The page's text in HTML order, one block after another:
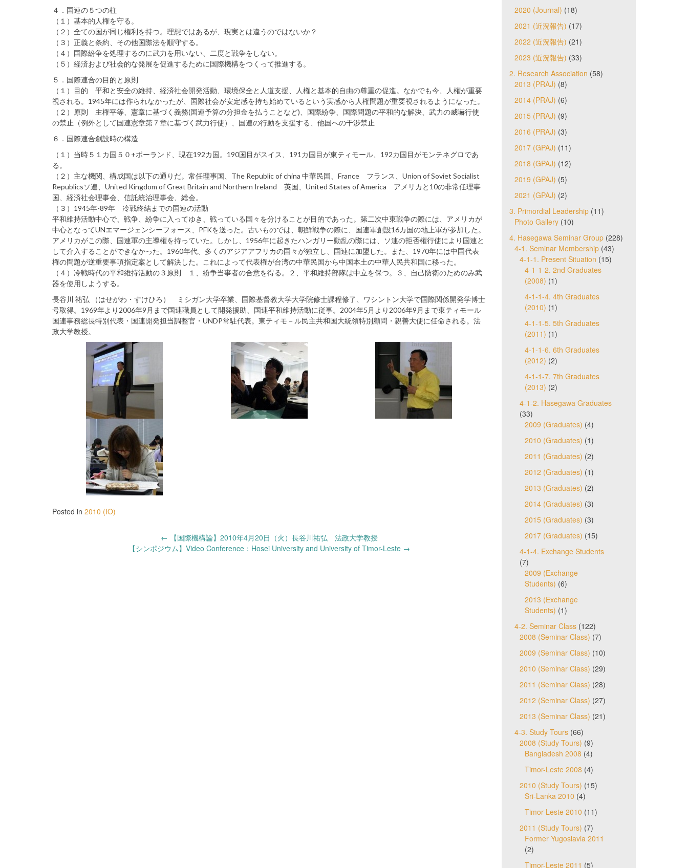
４．国連の５つの柱
（１）基本的人権を守る。
（２）全ての国が同じ権利を持つ。理想ではあるが、現実とは違うのではないか？
（３）正義と条約、その他国際法を順守する。
（４）国際紛争を処理するのに武力を用いない、二度と戦争をしない。
（５）経済および社会的な発展を促進するために国際機構をつくって推進する。
５．国際連合の目的と原則
（１）目的 平和と安全の維持、経済社会開発活動、環境保全と人道支援、人権と基本的自由の尊重の促進。なかでも今、人権が重要
視される。1945年には作られなかったが、国際社会が安定感を持ち始めているという実感から人権問題が重要視されるようになった。
（２）原則 主権平等、憲章に基づく義務(国連予算の分担金を払うことなど)、国際紛争、国際問題の平和的な解決、武力の威嚇行使
の禁止（例外として国連憲章第７章に基づく武力行使）、国連の行動を支援する、他国への干渉禁止
６．国際連合創設時の構造
（１）当時５１カ国５０+ポーランド、現在192カ国。190国目がスイス、191カ国目が東ティモール、192カ国目がモンテネグロであ
る。
（２）主な機関、構成国は以下の通りだ。常任理事国、The Republic of china 中華民国、France フランス、Union of Soviet Socialist
Republicsソ連、United Kingdom of Great Britain and Northern Ireland 英国、United States of America アメリカと10の非常任理事
国、経済社会理事会、信託統治理事会、総会。
（３）1945年-89年 冷戦終結までの国連の活動
平和維持活動中心で、戦争、紛争に入ってゆき、戦っている国々を分けることが目的であった。第二次中東戦争の際には、アメリカが
中心となってUNエマージェンシーフォース、PFKを送った。古いものでは、朝鮮戦争の際に、国連軍創設16カ国の地上軍が参加した。
アメリカがこの際、国連軍の主導権を持っていた。しかし、1956年に起きたハンガリー動乱の際には、ソ連の拒否権行使により国連と
して介入することができなかった。1960年代、多くのアジアアフリカの国々が独立し、国連に加盟した。また、1970年には中国代表
権の問題が逆重要事項指定案として解決した。これによって代表権が台湾の中華民国から中国本土の中華人民共和国に移った。
（４）冷戦時代の平和維持活動の３原則 １、紛争当事者の合意を得る。２、平和維持部隊は中立を保つ。３、自己防衛のためのみ武
器を使用しようする。
長谷川 祐弘 （はせがわ・すけひろ） ミシガン大学卒業、国際基督教大学大学院修士課程修了、ワシントン大学で国際関係開発学博士
号取得。1969年より2006年9月まで国連職員として開発援助、国連平和維持活動に従事。2004年5月より2006年9月まで東ティモール
国連事務総長特別代表・国連開発担当調整官・UNDP常駐代表。東ティモ－ル民主共和国大統領特別顧問・親善大使に任命される。法
政大学教授。
Posted in 2010 (IO)
← 【国際機構論】2010年4月20日（火）長谷川祐弘 法政大学教授
【シンポジウム】Video Conference：Hosei University and University of Timor-Leste →
2020 (Journal) (18)
2021 (近況報告) (17)
2022 (近況報告) (21)
2023 (近況報告) (33)
2. Research Association (58)
2013 (PRAJ) (8)
2014 (PRAJ) (6)
2015 (PRAJ) (9)
2016 (PRAJ) (3)
2017 (GPAJ) (11)
2018 (GPAJ) (12)
2019 (GPAJ) (5)
2021 (GPAJ) (2)
3. Primordial Leadership(11)
Photo Gallery(10)
4. Hasegawa Seminar Group(228)
4-1. Seminar Membership(43)
4-1-1. Present Situation (15)
4-1-1-2. 2nd Graduates
(2008) (1)
4-1-1-4. 4th Graduates
(2010) (1)
4-1-1-5. 5th Graduates
(2011) (1)
4-1-1-6. 6th Graduates
(2012) (2)
4-1-1-7. 7th Graduates
(2013) (2)
4-1-2. Hasegawa Graduates
(33)
2009 (Graduates) (4)
2010 (Graduates) (1)
2011 (Graduates) (2)
2012 (Graduates) (1)
2013 (Graduates) (2)
2014 (Graduates) (3)
2015 (Graduates) (3)
2017 (Graduates) (15)
4-1-4. Exchange Students
(7)
2009 (Exchange
Students) (6)
2013 (Exchange
Students) (1)
4-2. Seminar Class(122)
2008 (Seminar Class) (7)
2009 (Seminar Class) (10)
2010 (Seminar Class) (29)
2011 (Seminar Class) (28)
2012 (Seminar Class) (27)
2013 (Seminar Class) (21)
4-3. Study Tours(66)
2008 (Study Tours) (9)
Bangladesh 2008 (4)
Timor-Leste 2008 (4)
2010 (Study Tours) (15)
Sri-Lanka 2010 (4)
Timor-Leste 2010 (11)
2011 (Study Tours) (7)
Former Yugoslavia 2011
(2)
Timor-Leste 2011 (5)